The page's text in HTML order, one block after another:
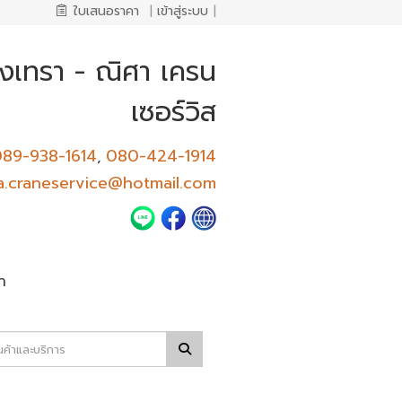
ใบเสนอราคา | เข้าสู่ระบบ |
เทรา - ณิศา เครน
เซอร์วิส
938-1614, 080-424-1914